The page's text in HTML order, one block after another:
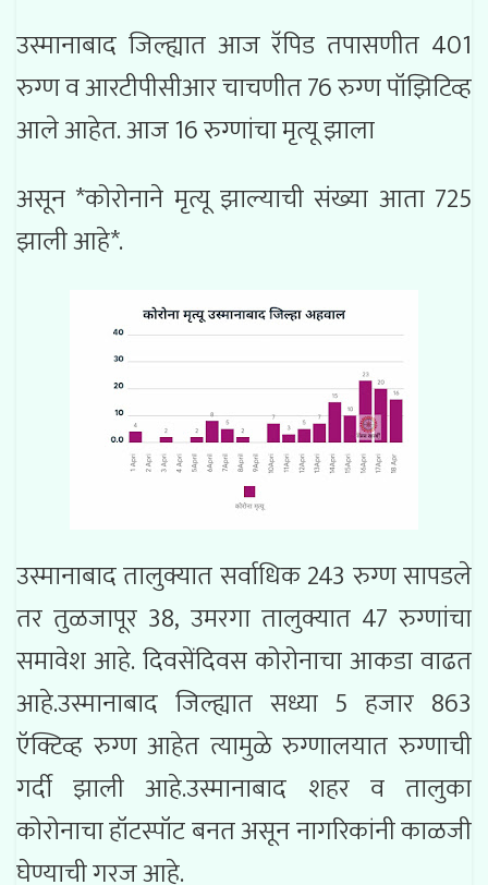
उस्मानाबाद जिल्ह्यात आज रॅपिड तपासणीत 401
रुग्ण व आरटीपीसीआर चाचणीत 76 रुग्ण पॉझिटिव्ह
आले आहेत. आज 16 रुग्णांचा मृत्यू झाला
असून *कोरोनाने मृत्यू झाल्याची संख्या आता 725
झाली आहे*.
उस्मानाबाद तालुक्यात सर्वाधिक 243 रुग्ण सापडले
तर तुळजापूर 38, उमरगा तालुक्यात 47 रुग्णांचा
समावेश आहे. दिवसेंदिवस कोरोनाचा आकडा वाढत
आहे.उस्मानाबाद जिल्ह्यात सध्या 5 हजार 863
ऍक्टिव्ह रुग्ण आहेत त्यामुळे रुग्णालयात रुग्णाची
गर्दी झाली आहे.उस्मानाबाद शहर व तालुका
कोरोनाचा हॉटस्पॉट बनत असून नागरिकांनी काळजी
घेण्याची गरज आहे.